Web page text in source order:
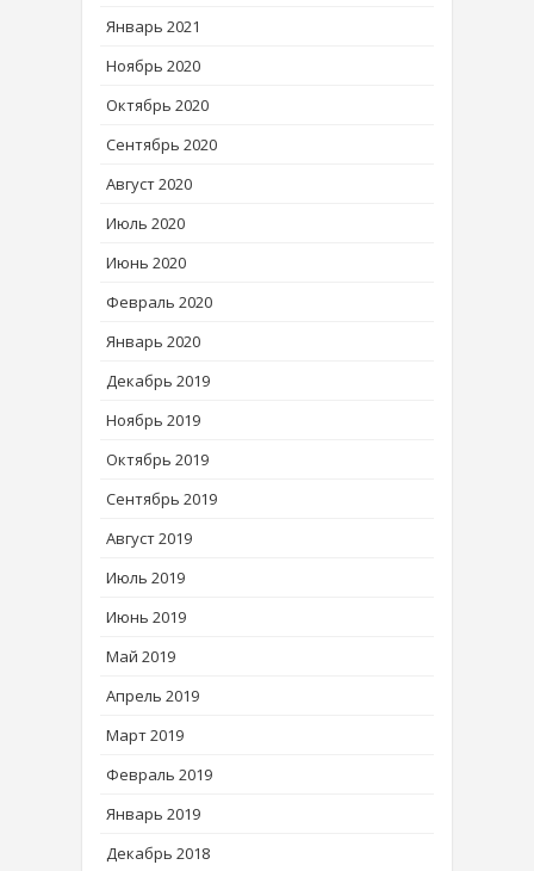
Январь 2021
Ноябрь 2020
Октябрь 2020
Сентябрь 2020
Август 2020
Июль 2020
Июнь 2020
Февраль 2020
Январь 2020
Декабрь 2019
Ноябрь 2019
Октябрь 2019
Сентябрь 2019
Август 2019
Июль 2019
Июнь 2019
Май 2019
Апрель 2019
Март 2019
Февраль 2019
Январь 2019
Декабрь 2018